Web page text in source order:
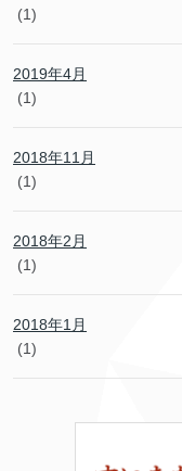
(1)
2019年4月
(1)
2018年11月
(1)
2018年2月
(1)
2018年1月
(1)